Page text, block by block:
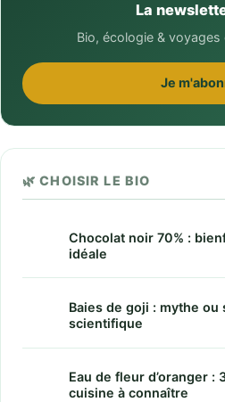
La
Bio, écologie & voyages
Je
🌿 CHOISIR LE BIO
Chocolat noir 70% :
idéale
Baies de goji : mythe
scientifique
Eau de fleur d’oranger :
cuisine à connaître